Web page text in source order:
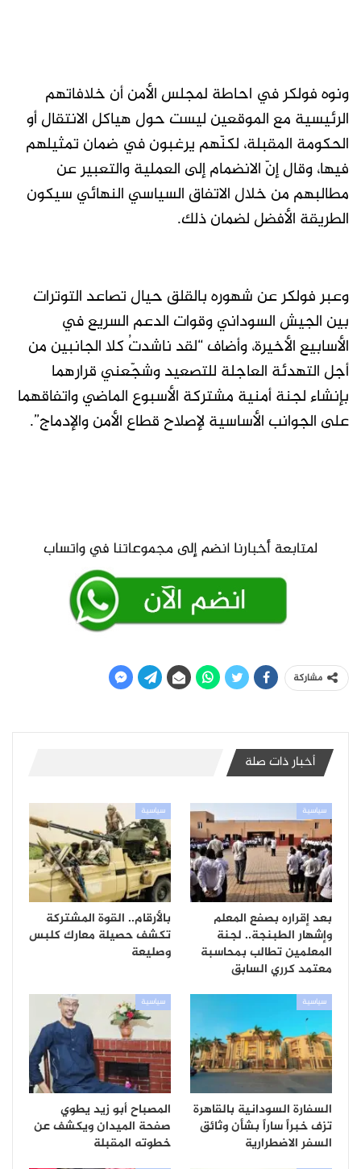
ونوه فولكر في احاطة لمجلس الأمن أن خلافاتهم
الرئيسية مع الموقعين ليست حول هياكل الانتقال أو
الحكومة المقبلة، لكنّهم يرغبون في ضمان تمثيلهم
فيها، وقال إنّ الانضمام إلى العملية والتعبير عن
مطالبهم من خلال الاتفاق السياسي النهائي سيكون
الطريقة الأفضل لضمان ذلك.
وعبر فولكر عن شهوره بالقلق حيال تصاعد التوترات
بين الجيش السوداني وقوات الدعم السريع في
الأسابيع الأخيرة، وأضاف “لقد ناشدتُ كلا الجانبين من
أجل التهدئة العاجلة للتصعيد وشجّعني قرارهما
بإنشاء لجنة أمنية مشتركة الأسبوع الماضي واتفاقهما
على الجوانب الأساسية لإصلاح قطاع الأمن والإدماج”.
مشاركة
أخبار ذات صلة
سياسية
بعد إقراره بصفع المعلم
وإشهار الطبنجة.. لجنة
المعلمين تطالب بمحاسبة
معتمد كرري السابق
سياسية
بالأرقام.. القوة المشتركة
تكشف حصيلة معارك كلبس
وصليعة
سياسية
السفارة السودانية بالقاهرة
تزف خبراً ساراً بشأن وثائق
السفر الاضطرارية
سياسية
المصباح أبو زيد يطوي
صفحة الميدان ويكشف عن
خطوته المقبلة